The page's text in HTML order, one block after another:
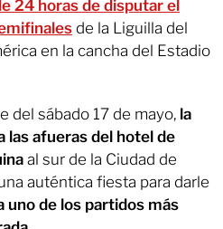
24 horas de disputar el
de la Liguilla del
en la cancha del Estadio
del sábado 17 de mayo, la
las afueras del hotel de
al sur de la Ciudad de
auténtica fiesta para darle
uno de los partidos más